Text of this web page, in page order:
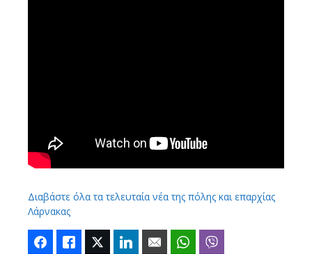
Διαβάστε όλα τα τελευταία νέα της πόλης και επαρχίας
Λάρνακας
FacebookLike Twitter LinkedIn Email WhatsApp